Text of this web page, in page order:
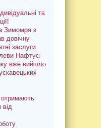
та
Зимомря з
довічну
заслуги
Нафтусі
вже вийшло
від